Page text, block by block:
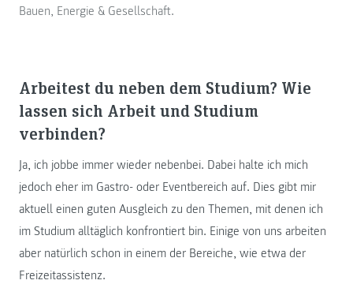
Bauen, Energie & Gesellschaft.
Arbeitest du neben dem Studium? Wie
lassen sich Arbeit und Studium
verbinden?
Ja, ich jobbe immer wieder nebenbei. Dabei halte ich mich
jedoch eher im Gastro- oder Eventbereich auf. Dies gibt mir
aktuell einen guten Ausgleich zu den Themen, mit denen ich
im Studium alltäglich konfrontiert bin. Einige von uns arbeiten
aber natürlich schon in einem der Bereiche, wie etwa der
Freizeitassistenz.